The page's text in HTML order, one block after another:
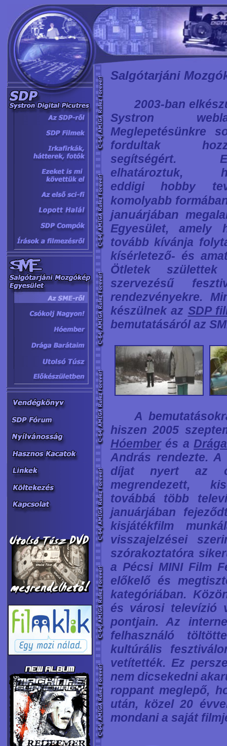
Salgótarjáni
2003-ban
Systron
Meglepetésünkre
fordultak
segítségért.
elhatároztuk,
eddigi hobby
komolyabb
januárjában
Egyesület, amely
tovább kívánja
kísérletező- és
Ötletek
szervezésű
rendezvényekre.
készülnek az SDP
bemutatásáról az
A
hiszen 2005
Hóemberés a
András rendezte.
díjat nyert az
megrendezett,
továbbá több
januárjában
kisjátékfilm
visszajelzései
szórakoztatóra
a Pécsi MINI Film
előkelő és
kategóriában.
és városi televízió
pontjain. Az
felhasználó
kultúrális
vetítették. Ez
nem dicsekedni
roppant meglepő,
után, közel 20
mondani a saját